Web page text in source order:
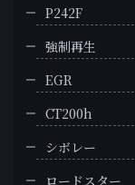
P242F
強制再生
EGR
CT200h
シボレー
ロードスター